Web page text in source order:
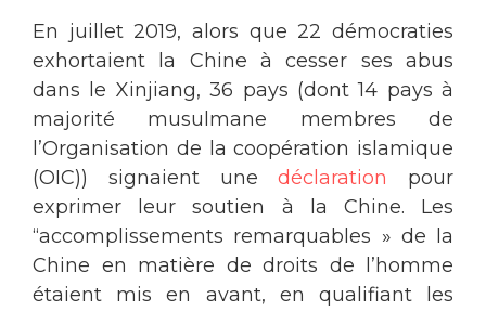
En juillet 2019, alors que 22 démocraties
exhortaient la Chine à cesser ses abus
dans le Xinjiang, 36 pays (dont 14 pays à
majorité musulmane membres de
l’Organisation de la coopération islamique
(OIC)) signaient unedéclaration
pour
exprimer leur soutien à la Chine. Les
“accomplissements remarquables » de la
Chine en matière de droits de l’homme
étaient mis en avant, en qualifiant les